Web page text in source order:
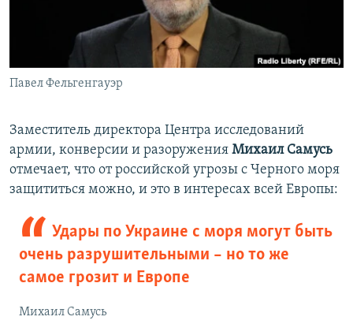
Павел Фельгенгауэр
Заместитель директора Центра исследований
армии, конверсии и разоружения Михаил Самусь
отмечает, что от российской угрозы с Черного моря
защититься можно, и это в интересах всей Европы:
Удары по Украине с моря могут быть
очень разрушительными – но то же
самое грозит и Европе
Михаил Самусь